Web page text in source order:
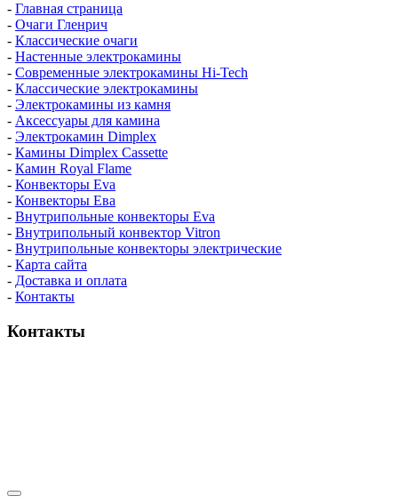
- Главная страница
- Очаги Гленрич
- Классические очаги
- Настенные электрокамины
- Современные электрокамины Hi-Tech
- Классические электрокамины
- Электрокамины из камня
- Аксессуары для камина
- Электрокамин Dimplex
- Камины Dimplex Cassette
- Камин Royal Flame
- Конвекторы Eva
- Конвекторы Ева
- Внутрипольные конвекторы Eva
- Внутрипольный конвектор Vitron
- Внутрипольные конвекторы электрические
- Карта сайта
- Доставка и оплата
- Контакты
Контакты